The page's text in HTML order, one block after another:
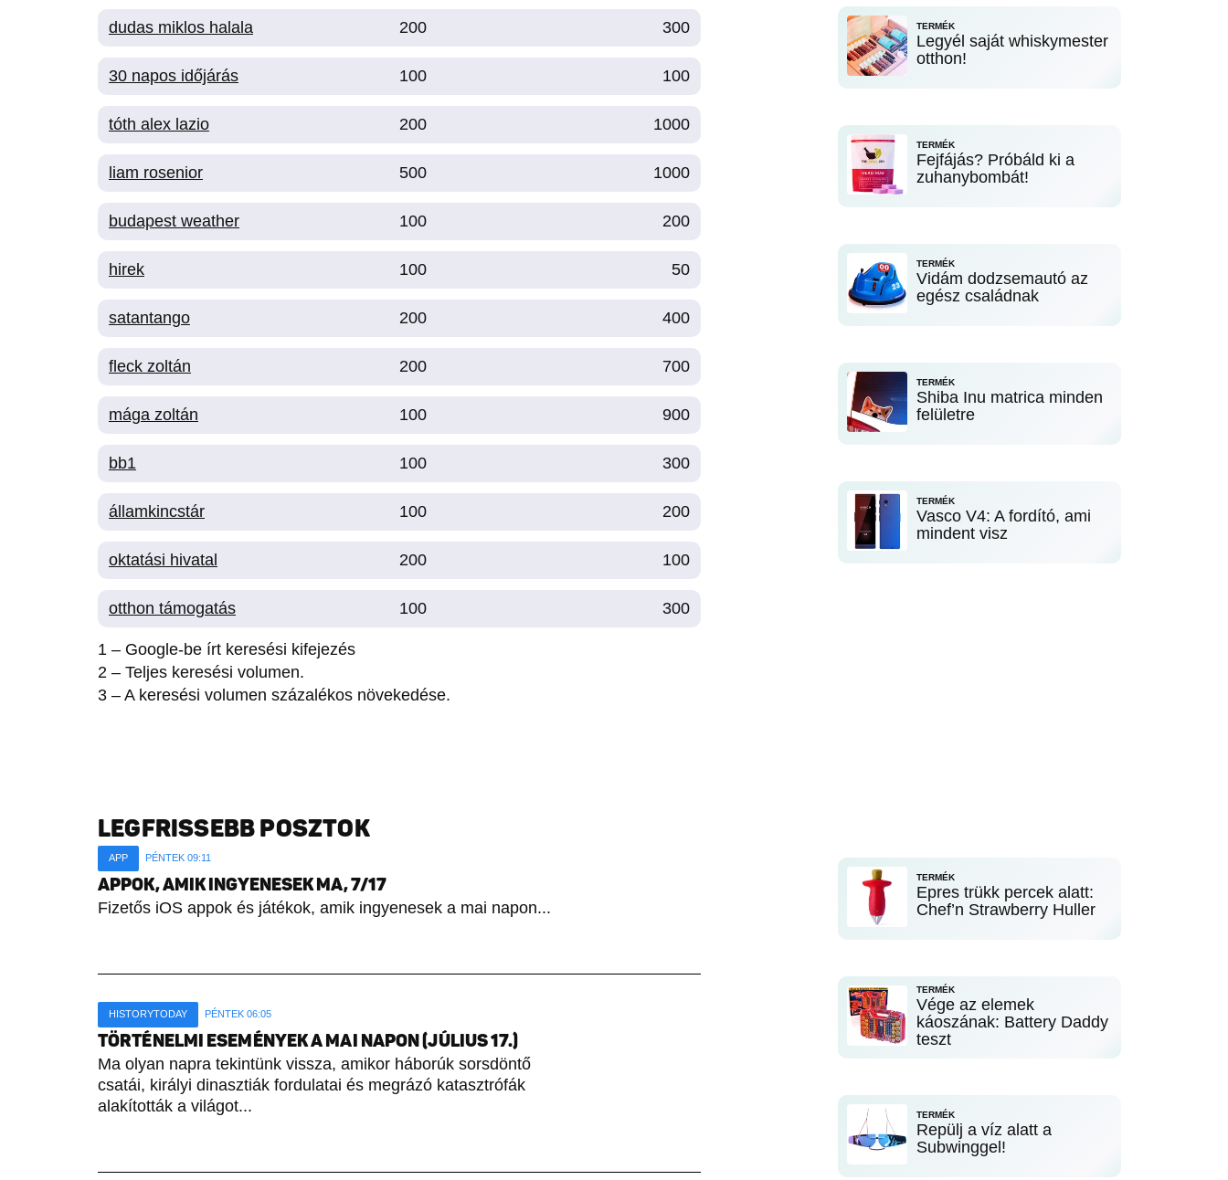
dudas miklos halala 200 300
30 napos időjárás 100 100
tóth alex lazio 200 1000
liam rosenior 500 1000
budapest weather 100 200
hirek 100 50
satantango 200 400
fleck zoltán 200 700
mága zoltán 100 900
bb1 100 300
államkincstár 100 200
oktatási hivatal 200 100
otthon támogatás 100 300
1 – Google-be írt keresési kifejezés
2 – Teljes keresési volumen.
3 – A keresési volumen százalékos növekedése.
LEGFRISSEBB POSZTOK
APP PÉNTEK 09:11
APPOK, AMIK INGYENESEK MA, 7/17
Fizetős iOS appok és játékok, amik ingyenesek a mai napon...
HISTORYTODAY PÉNTEK 06:05
TÖRTÉNELMI ESEMÉNYEK A MAI NAPON (JÚLIUS 17.)
Ma olyan napra tekintünk vissza, amikor háborúk sorsdöntő
csatái, királyi dinasztiák fordulatai és megrázó katasztrófák
alakították a világot...
TERMÉK
Legyél saját whiskymester
otthon!
TERMÉK
Fejfájás? Próbáld ki a
zuhanybombát!
TERMÉK
Vidám dodzsemautó az
egész családnak
TERMÉK
Shiba Inu matrica minden
felületre
TERMÉK
Vasco V4: A fordító, ami
mindent visz
TERMÉK
Epres trükk percek alatt:
Chef’n Strawberry Huller
TERMÉK
Vége az elemek
káoszának: Battery Daddy
teszt
TERMÉK
Repülj a víz alatt a
Subwinggel!